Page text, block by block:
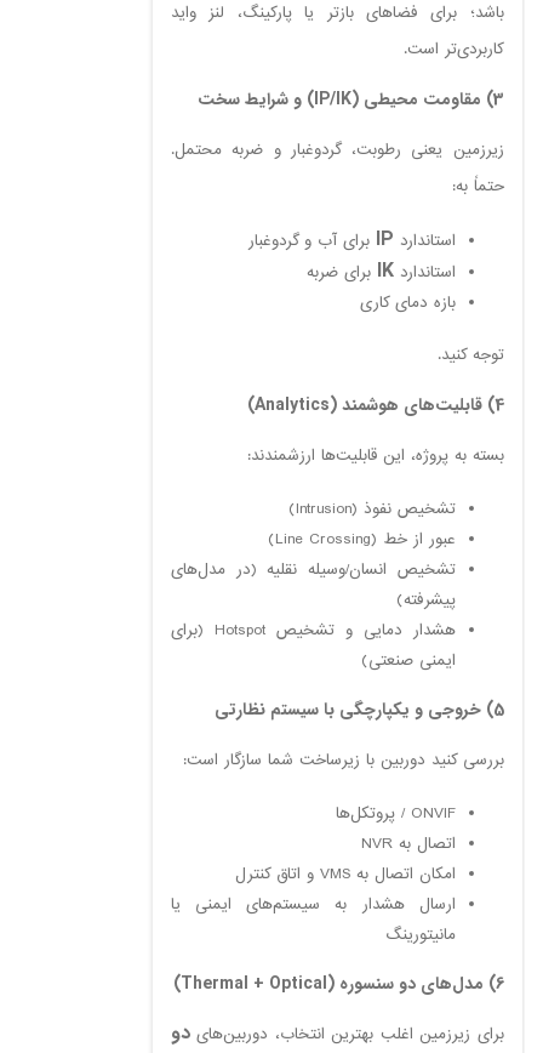
باشد؛ برای فضاهای بازتر یا پارکینگ، لنز واید
کاربردی‌تر است.
3) مقاومت محیطی (IP/IK) و شرایط سخت
زیرزمین یعنی رطوبت، گردوغبار و ضربه محتمل.
حتماً به:
استاندارد IP برای آب و گردوغبار
استانداردIK برای ضربه
بازه دمای کاری
توجه کنید.
4) قابلیت‌های هوشمند (Analytics)
بسته به پروژه، این قابلیت‌ها ارزشمندند:
تشخیص نفوذ (Intrusion)
عبور از خط (Line Crossing)
تشخیص انسان/وسیله نقلیه (در مدل‌های
پیشرفته)
هشدار دمایی و تشخیص Hotspot (برای
ایمنی صنعتی)
5) خروجی و یکپارچگی با سیستم نظارتی
بررسی کنید دوربین با زیرساخت شما سازگار است:
ONVIF / پروتکل‌ها
اتصال به NVR
امکان اتصال به VMS و اتاق کنترل
ارسال هشدار به سیستم‌های ایمنی یا
مانیتورینگ
6) مدل‌های دو سنسوره (Thermal + Optical)
برای زیرزمین اغلب بهترین انتخاب، دوربین‌هایدو